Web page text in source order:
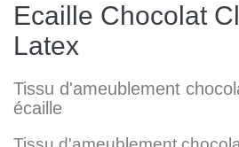
Ecaille Chocolat
Latex
Tissu d'ameublement
écaille